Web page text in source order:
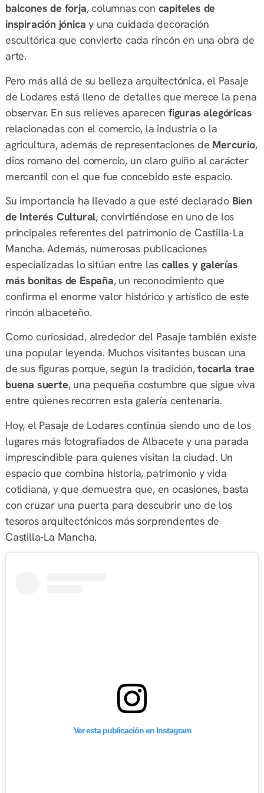
balcones de forja, columnas con capiteles de
inspiración jónica y una cuidada decoración
escultórica que convierte cada rincón en una obra de
arte.
Pero más allá de su belleza arquitectónica, el Pasaje
de Lodares está lleno de detalles que merece la pena
observar. En sus relieves aparecen figuras alegóricas
relacionadas con el comercio, la industria o la
agricultura, además de representaciones de Mercurio,
dios romano del comercio, un claro guiño al carácter
mercantil con el que fue concebido este espacio.
Su importancia ha llevado a que esté declarado Bien
de Interés Cultural, convirtiéndose en uno de los
principales referentes del patrimonio de Castilla-La
Mancha. Además, numerosas publicaciones
especializadas lo sitúan entre las calles y galerías
más bonitas de España, un reconocimiento que
confirma el enorme valor histórico y artístico de este
rincón albaceteño.
Como curiosidad, alrededor del Pasaje también existe
una popular leyenda. Muchos visitantes buscan una
de sus figuras porque, según la tradición,tocarla trae
buena suerte, una pequeña costumbre que sigue viva
entre quienes recorren esta galería centenaria.
Hoy, el Pasaje de Lodares continúa siendo uno de los
lugares más fotografiados de Albacete y una parada
imprescindible para quienes visitan la ciudad. Un
espacio que combina historia, patrimonio y vida
cotidiana, y que demuestra que, en ocasiones, basta
con cruzar una puerta para descubrir uno de los
tesoros arquitectónicos más sorprendentes de
Castilla-La Mancha.
Ver esta publicación en Instagram